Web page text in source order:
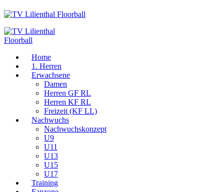
Home
1. Herren
Erwachsene
Damen
Herren GF RL
Herren KF RL
Freizeit (KF LL)
Nachwuchs
Nachwuchskonzept
U9
U11
U13
U15
U17
Training